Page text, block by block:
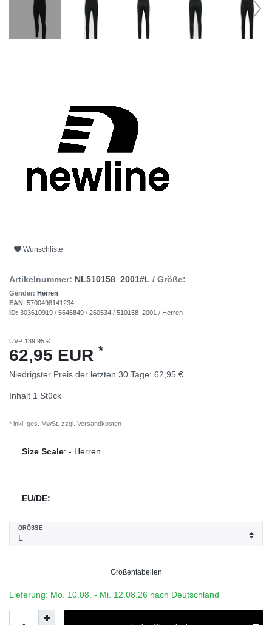
Wunschliste
Artikelnummer: NL510158_2001#L / Größe:
Gender: Herren
EAN: 5700498141234
ID: 303610919 / 5646849 / 260534 / 510158_2001 / Herren
UVP 139,95 €
62,95 EUR *
Niedrigster Preis der letzten 30 Tage: 62,95 €
Inhalt 1 Stück
* inkl. ges. MwSt. zzgl. Versandkosten
Size Scale: - Herren
EU/DE:
GRÖSSE
Größentabellen
Lieferung: Mo. 10.08. - Mi. 12.08.26 nach Deutschland